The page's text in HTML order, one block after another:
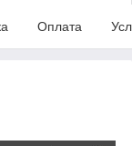
Оплата